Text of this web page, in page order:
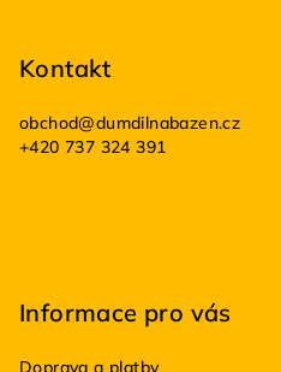
Kontakt
obchod@dumdilnabazen.cz
+420 737 324 391
Informace pro vás
Doprava a platby